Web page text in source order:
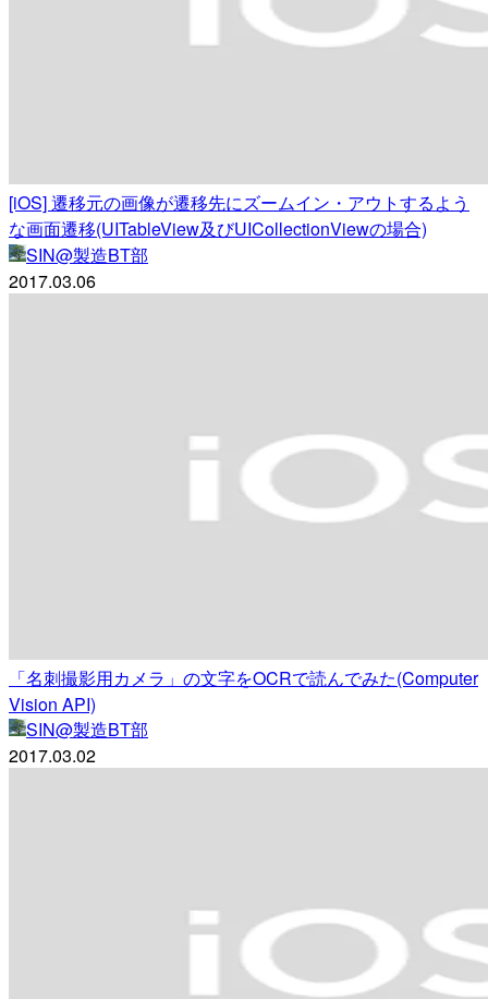
[iOS] 遷移元の画像が遷移先にズームイン・アウトするよう
な画面遷移(UITableView及びUICollectionViewの場合)
SIN@製造BT部
2017.03.06
「名刺撮影用カメラ」の文字をOCRで読んでみた(Computer
Vision API)
SIN@製造BT部
2017.03.02